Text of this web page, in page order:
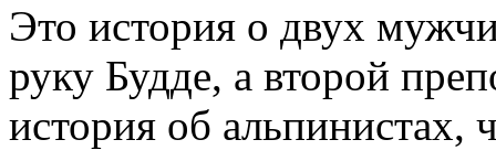
Это история о двух
руку Будде, а второй
история об альпинистах,